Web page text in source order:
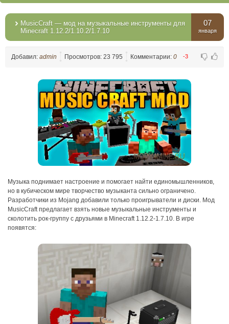
MusicCraft — мод на музыкальные инструменты для
Minecraft 1.12.2/1.10.2/1.7.10
07
января
Добавил: admin Просмотров: 23 795 Комментарии: 0 -3
Музыка поднимает настроение и помогает найти единомышленников,
но в кубическом мире творчество музыканта сильно ограничено.
Разработчики из Mojang добавили только проигрыватели и диски. Мод
MusicCraft предлагает взять новые музыкальные инструменты и
сколотить рок-группу с друзьями в Minecraft 1.12.2-1.7.10. В игре
появятся: